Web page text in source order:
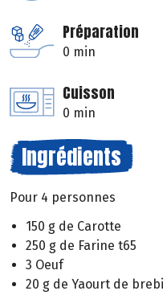
Préparation
0 min
Cuisson
0 min
Ingrédients
Pour 4 personnes
150 g de Carotte
250 g de Farine t65
3 Oeuf
20 g de Yaourt de